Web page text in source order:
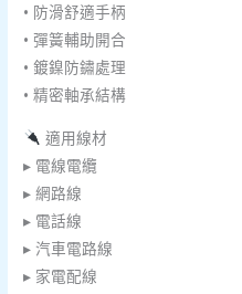
• 防滑舒適手柄
• 彈簧輔助開合
• 鍍鎳防鏽處理
• 精密軸承結構
適用線材
▸ 電線電纜
▸ 網路線
▸ 電話線
▸ 汽車電路線
▸ 家電配線